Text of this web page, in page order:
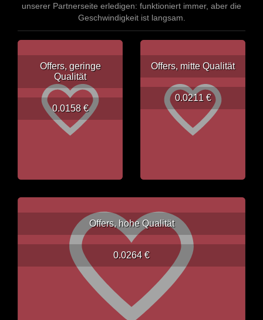
unserer Partnerseite erledigen: funktioniert immer, aber die
Geschwindigkeit ist langsam.
Offers, geringe
Qualität
0.0158 €
Offers, mitte Qualität
0.0211 €
Offers, hohe Qualität
0.0264 €